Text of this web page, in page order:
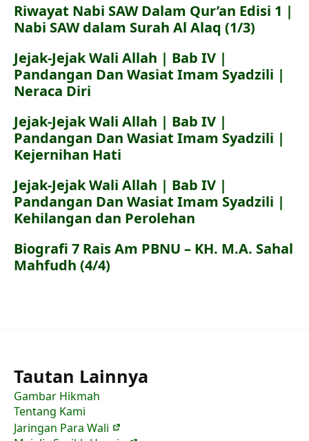
Riwayat Nabi SAW Dalam Qur’an Edisi 1 |
Nabi SAW dalam Surah Al Alaq (1/3)
Jejak-Jejak Wali Allah | Bab IV |
Pandangan Dan Wasiat Imam Syadzili |
Neraca Diri
Jejak-Jejak Wali Allah | Bab IV |
Pandangan Dan Wasiat Imam Syadzili |
Kejernihan Hati
Jejak-Jejak Wali Allah | Bab IV |
Pandangan Dan Wasiat Imam Syadzili |
Kehilangan dan Perolehan
Biografi 7 Rais Am PBNU – KH. M.A. Sahal
Mahfudh (4/4)
Tautan Lainnya
Gambar Hikmah
Tentang Kami
Jaringan Para Wali